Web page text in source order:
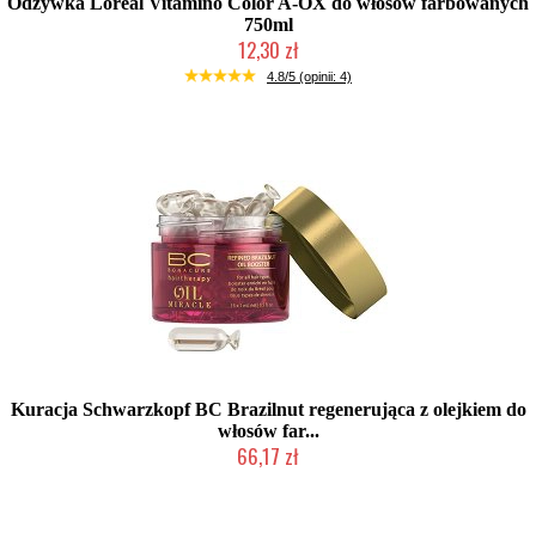
750ml
12,30 zł
Produkt wycofany
4.8/5 (opinii: 4)
Kuracja Schwarzkopf BC Brazilnut regenerująca z olejkiem do
włosów far...
66,17 zł